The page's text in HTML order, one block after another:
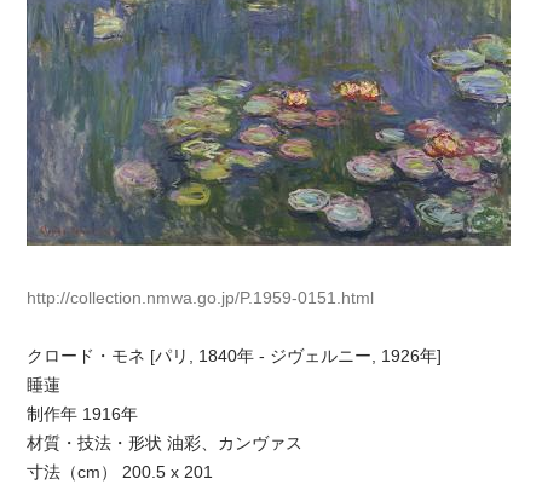
http://collection.nmwa.go.jp/P.1959-0151.html
クロード・モネ [パリ, 1840年 - ジヴェルニー, 1926年]
睡蓮
制作年 1916年
材質・技法・形状 油彩、カンヴァス
寸法（cm） 200.5 x 201